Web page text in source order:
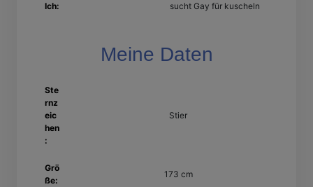
Ich: sucht Gay für kuscheln
Meine Daten
Ste
rnz
eic
hen
:
Stier
Grö
ße:
173 cm